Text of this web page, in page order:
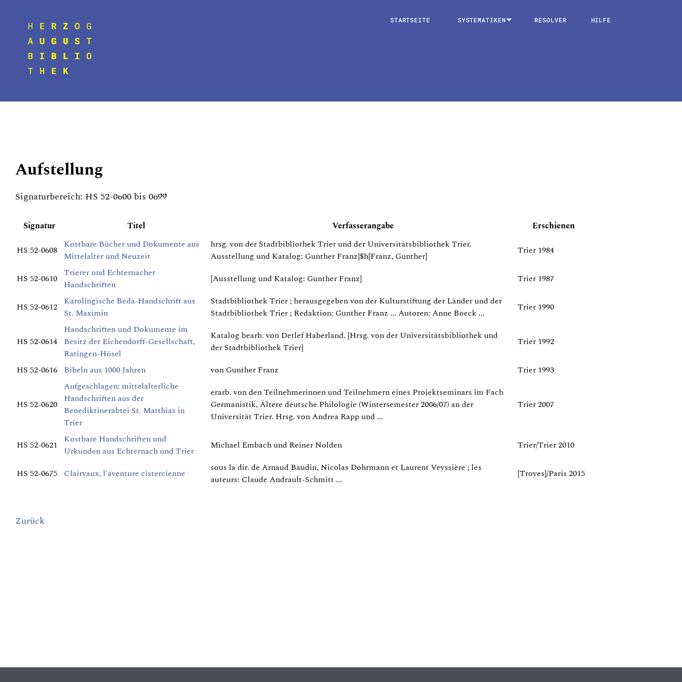
STARTSEITE SYSTEMATIKEN RESOLVER HILFE
Aufstellung
Signaturbereich: HS 52-0600 bis 0699
Signatur Titel Verfasserangabe
Erschienen
HS 52-0608 Kostbare Bücher und Dokumente aus
Mittelalter und Neuzeit
hrsg. von der Stadtbibliothek Trier und der Universitätsbibliothek Trier.
Ausstellung und Katalog: Gunther Franz]$h[Franz, Gunther]
Trier 1984
HS 52-0610 Trierer und Echternacher
Handschriften
[Ausstellung und Katalog: Gunther Franz] Trier 1987
HS 52-0612 Karolingische Beda-Handschrift aus
St. Maximin
Stadtbibliothek Trier ; herausgegeben von der Kulturstiftung der Länder und der
Stadtbibliothek Trier ; Redaktion: Gunther Franz ... Autoren: Anne Boeck ...
Trier 1990
HS 52-0614
Handschriften und Dokumente im
Besitz der Eichendorff-Gesellschaft,
Ratingen-Hösel
Katalog bearb. von Detlef Haberland. [Hrsg. von der Universitätsbibliothek und
der Stadtbibliothek Trier]
Trier 1992
HS 52-0616 Bibeln aus 1000 Jahren von Gunther Franz Trier 1993
HS 52-0620
Aufgeschlagen: mittelalterliche
Handschriften aus der
Benediktinerabtei St. Matthias in
Trier
erarb. von den Teilnehmerinnen und Teilnehmern eines Projektseminars im Fach
Germanistik, Ältere deutsche Philologie (Wintersemester 2006/07) an der
Universität Trier. Hrsg. von Andrea Rapp und ...
Trier 2007
HS 52-0621
Kostbare Handschriften und
Urkunden aus Echternach und Trier
Michael Embach und Reiner Nolden Trier/Trier 2010
HS 52-0675 Clairvaux, l'aventure cistercienne
sous la dir. de Arnaud Baudin, Nicolas Dohrmann et Laurent Veyssière ; les
auteurs: Claude Andrault-Schmitt ...
[Troyes]/Paris 2015
Zurück